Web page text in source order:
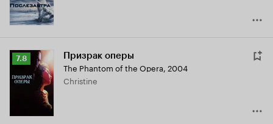
Рейтинг
Кинопоиска
7.8
7.8 Призрак оперы
The Phantom of the Opera, 2004
Christine